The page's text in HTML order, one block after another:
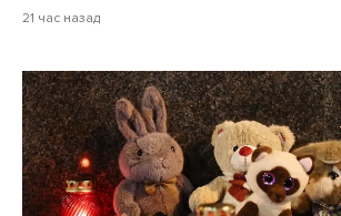
21 час назад